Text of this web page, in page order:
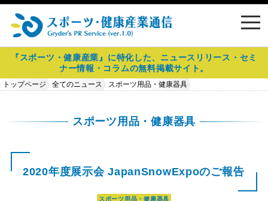
『スポーツ・健康産業』に特化した、ニュースリリース・セミ
ナー情報・コラムの無料掲載サイト。
トップページ 全てのニュース
スポーツ用品・健康器具
スポーツ用品・健康器具
2020年度展示会 JapanSnowExpoのご報告
スポーツ用品・健康器具